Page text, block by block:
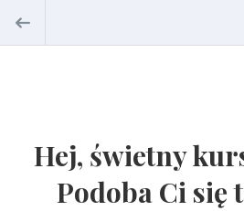
Hej, świetny
Podoba Ci się